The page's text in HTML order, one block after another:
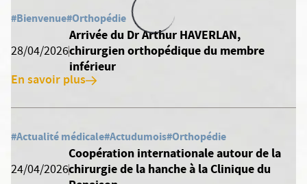
#Bienvenue#Orthopédie
28/04/2026
Arrivée du Dr Arthur HAVERLAN,
chirurgien orthopédique du membre
inférieur
En savoir plus
#Actualité médicale#Actudumois#Orthopédie
24/04/2026
Coopération internationale autour de la
chirurgie de la hanche à la Clinique du